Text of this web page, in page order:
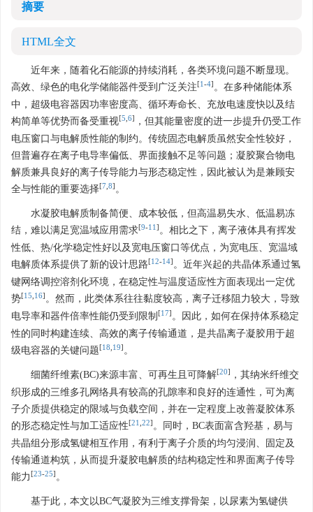
摘要
HTML全文
近年来，随着化石能源的持续消耗，各类环境问题不断显现。
高效、绿色的电化学储能器件受到广泛关注[1 -4] 。在多种储能体系
中，超级电容器因功率密度高、循环寿命长、充放电速度快以及结
构简单等优势而备受重视[5 6]
，但其能量密度的进一步提升仍受工作
电压窗口与电解质性能的制约。传统固态电解质虽然安全性较好，
但普遍存在离子电导率偏低、界面接触不足等问题；凝胶聚合物电
解质兼具良好的离子传导能力与形态稳定性，因此被认为是兼顾安
全与性能的重要选择[7 8] 。
水凝胶电解质制备简便、成本较低，但高温易失水、低温易冻
结，难以满足宽温域应用需求[9-11 ] 。相比之下，离子液体具有挥发
性低、热/化学稳定性好以及宽电压窗口等优点，为宽电压、宽温域
电解质体系提供了新的设计思路[12-14] 。近年兴起的共晶体系通过氢
键网络调控溶剂化环境，在稳定性与温度适应性方面表现出一定优
势[15 16] 。然而，此类体系往往黏度较高，离子迁移阻力较大，导致
电导率和器件倍率性能仍受到限制 [17] 。因此，如何在保持体系稳定
性的同时构建连续、高效的离子传输通道，是共晶离子凝胶用于超
级电容器的关键问题[18 19] 。
细菌纤维素(BC)来源丰富、可再生且可降解[20]
，其纳米纤维交
织形成的三维多孔网络具有较高的孔隙率和良好的连通性，可为离
子介质提供稳定的限域与负载空间，并在一定程度上改善凝胶体系
的形态稳定性与加工适应性[21 22] 。同时，BC表面富含羟基，易与
共晶组分形成氢键相互作用，有利于离子介质的均匀浸润、固定及
传输通道构筑，从而提升凝胶电解质的结构稳定性和界面离子传导
能力 [23-25] 。
基于此，本文以BC气凝胶为三维支撑骨架，以尿素为氢键供